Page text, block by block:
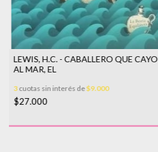
LEWIS, H.C. - CABALLERO QUE CAYO
AL MAR, EL
3cuotas sin interés de$9.000
$27.000